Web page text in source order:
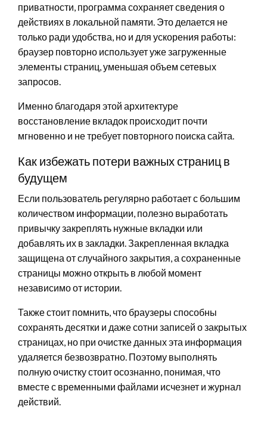
приватности, программа сохраняет сведения о
действиях в локальной памяти. Это делается не
только ради удобства, но и для ускорения работы:
браузер повторно использует уже загруженные
элементы страниц, уменьшая объем сетевых
запросов.
Именно благодаря этой архитектуре
восстановление вкладок происходит почти
мгновенно и не требует повторного поиска сайта.
Как избежать потери важных страниц в
будущем
Если пользователь регулярно работает с большим
количеством информации, полезно выработать
привычку закреплять нужные вкладки или
добавлять их в закладки. Закрепленная вкладка
защищена от случайного закрытия, а сохраненные
страницы можно открыть в любой момент
независимо от истории.
Также стоит помнить, что браузеры способны
сохранять десятки и даже сотни записей о закрытых
страницах, но при очистке данных эта информация
удаляется безвозвратно. Поэтому выполнять
полную очистку стоит осознанно, понимая, что
вместе с временными файлами исчезнет и журнал
действий.